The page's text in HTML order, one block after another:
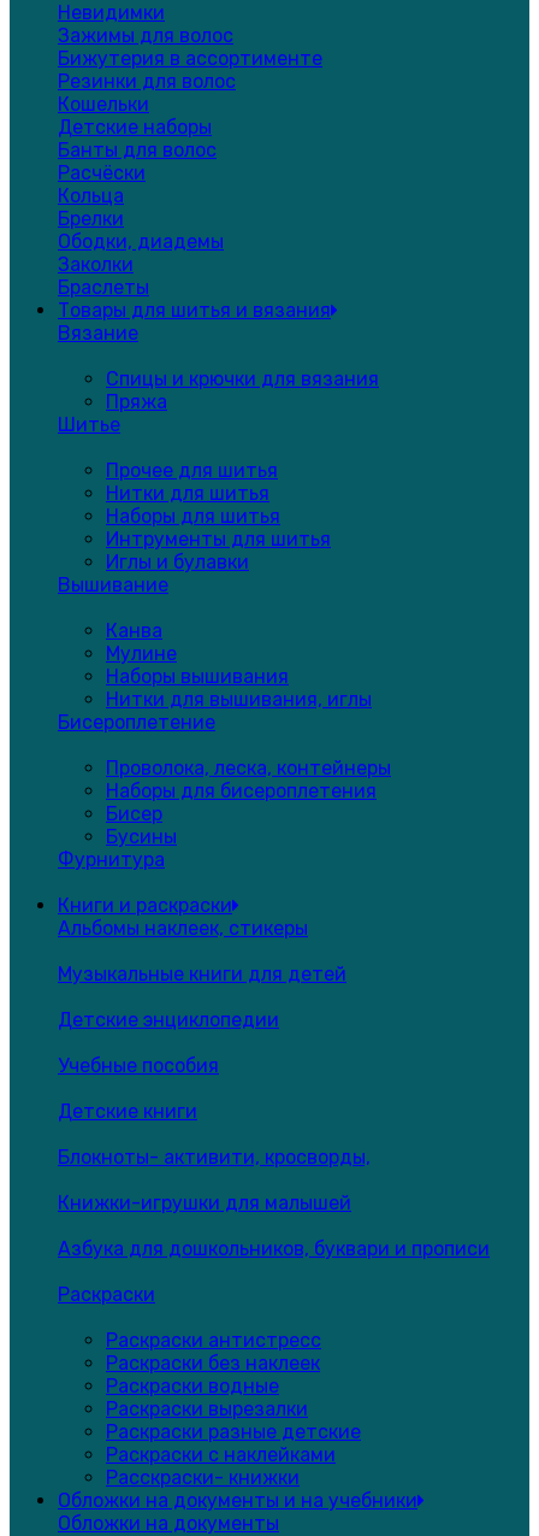
Невидимки
Зажимы для волос
Бижутерия в ассортименте
Резинки для волос
Кошельки
Детские наборы
Банты для волос
Расчёски
Кольца
Брелки
Ободки, диадемы
Заколки
Браслеты
Товары для шитья и вязания
Вязание
Спицы и крючки для вязания
Пряжа
Шитье
Прочее для шитья
Нитки для шитья
Наборы для шитья
Интрументы для шитья
Иглы и булавки
Вышивание
Канва
Мулине
Наборы вышивания
Нитки для вышивания, иглы
Бисероплетение
Проволока, леска, контейнеры
Наборы для бисероплетения
Бисер
Бусины
Фурнитура
Книги и раскраски
Альбомы наклеек, стикеры
Музыкальные книги для детей
Детские энциклопедии
Учебные пособия
Детские книги
Блокноты- активити, кросворды,
Книжки-игрушки для малышей
Азбука для дошкольников, буквари и прописи
Раскраски
Раскраски антистресс
Раскраски без наклеек
Раскраски водные
Раскраски вырезалки
Раскраски разные детские
Раскраски с наклейками
Расскраски- книжки
Обложки на документы и на учебники
Обложки на документы